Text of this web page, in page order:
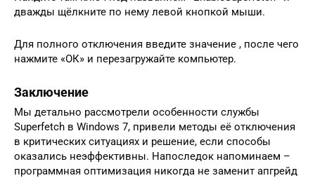
дважды щёлкните по нему левой кнопкой мыши.
Для полного отключения введите значение , после чего
нажмите «ОК» и перезагружайте компьютер.
Заключение
Мы детально рассмотрели особенности службы
Superfetch в Windows 7, привели методы её отключения
в критических ситуациях и решение, если способы
оказались неэффективны. Напоследок напоминаем –
программная оптимизация никогда не заменит апгрейд